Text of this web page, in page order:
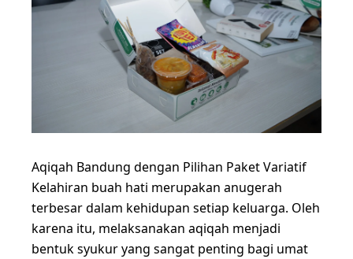
Aqiqah Bandung dengan Pilihan Paket Variatif
Kelahiran buah hati merupakan anugerah
terbesar dalam kehidupan setiap keluarga. Oleh
karena itu, melaksanakan aqiqah menjadi
bentuk syukur yang sangat penting bagi umat